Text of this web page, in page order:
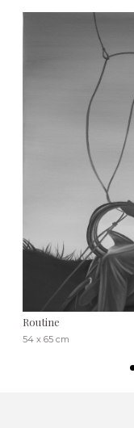
Routine
54 x 65 cm